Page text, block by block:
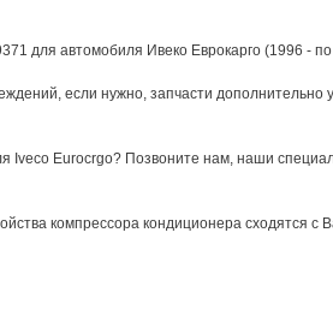
для автомобиля Ивеко Еврокарго (1996 -
если нужно, запчасти дополнительно
Iveco Eurocrgo? Позвоните нам, наши
компрессора кондиционера сходятся с